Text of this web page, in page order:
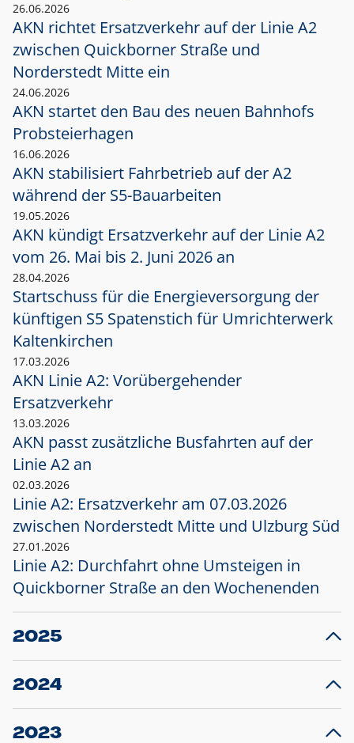
26.06.2026
AKN richtet Ersatzverkehr auf der Linie A2
zwischen Quickborner Straße und
Norderstedt Mitte ein
24.06.2026
AKN startet den Bau des neuen Bahnhofs
Probsteierhagen
16.06.2026
AKN stabilisiert Fahrbetrieb auf der A2
während der S5-Bauarbeiten
19.05.2026
AKN kündigt Ersatzverkehr auf der Linie A2
vom 26. Mai bis 2. Juni 2026 an
28.04.2026
Startschuss für die Energieversorgung der
künftigen S5 Spatenstich für Umrichterwerk
Kaltenkirchen
17.03.2026
AKN Linie A2: Vorübergehender
Ersatzverkehr
13.03.2026
AKN passt zusätzliche Busfahrten auf der
Linie A2 an
02.03.2026
Linie A2: Ersatzverkehr am 07.03.2026
zwischen Norderstedt Mitte und Ulzburg Süd
27.01.2026
Linie A2: Durchfahrt ohne Umsteigen in
Quickborner Straße an den Wochenenden
2025
23.12.2025
Projekt S5: Start der Bauarbeiten am
2024
10.12.2024
Großprojekt S5: Sperrung der Bahnstraße in
2023